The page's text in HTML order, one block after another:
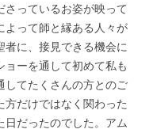
っているお姿が映って
よって師と縁ある人々が
に、接見できる機会に
ーを通して初めて私も
してたくさんの方とのご
だけではなく関わった
だったのでした。アム